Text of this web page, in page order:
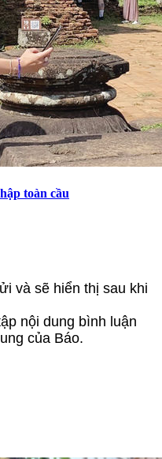
toàn cầu
và sẽ hiển thị sau khi
nội dung bình luận
của Báo.